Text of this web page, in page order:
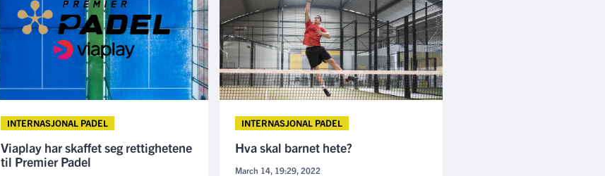
INTERNASJONAL PADEL
Viaplay har skaffet seg rettighetene
til Premier Padel
INTERNASJONAL PADEL
Hva skal barnet hete?
March 14, 19:29, 2022